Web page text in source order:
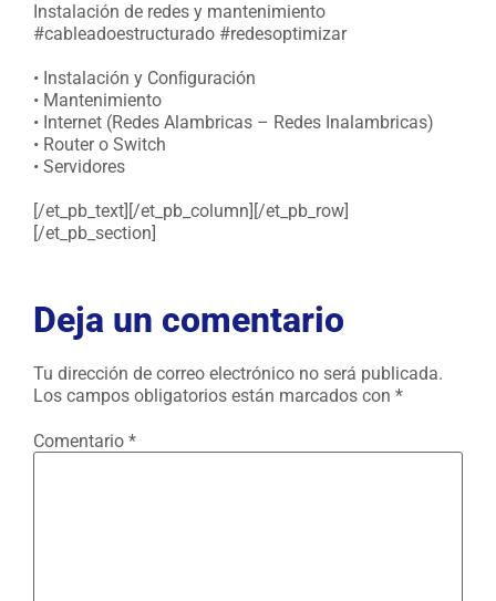
Instalación de redes y mantenimiento
#cableadoestructurado #redesoptimizar
• Instalación y Conﬁguración
• Mantenimiento
• Internet (Redes Alambricas – Redes Inalambricas)
• Router o Switch
• Servidores
[/et_pb_text][/et_pb_column][/et_pb_row]
[/et_pb_section]
Deja un comentario
Tu dirección de correo electrónico no será publicada.
Los campos obligatorios están marcados con *
Comentario *